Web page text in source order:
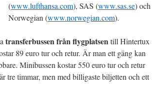
(www.lufthansa.com), SAS (www.sas.se) och
Norwegian (www.norwegian.com).
transferbussen från flygplatsentill Hintertux
89 euro tur och retur. Är man ett gäng kan
Minibussen kostar 550 euro tur och retur
tre timmar, men med billigaste biljetten och ett